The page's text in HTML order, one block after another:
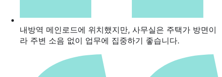
내방역 메인로드에 위치했지만, 사무실은 주택가 방면이
라 주변 소음 없이 업무에 집중하기 좋습니다.